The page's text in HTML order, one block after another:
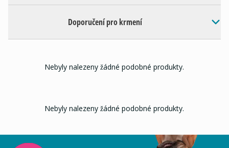
Doporučení pro krmení
Nebyly nalezeny žádné podobné produkty.
Nebyly nalezeny žádné podobné produkty.